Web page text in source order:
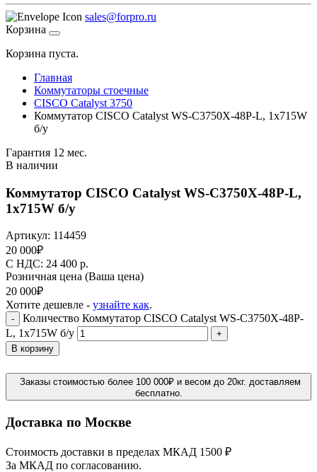
sales@forpro.ru
Корзина
Корзина пуста.
Главная
Коммутаторы стоечные
CISCO Catalyst 3750
Коммутатор CISCO Catalyst WS-C3750X-48P-L, 1x715W
б/у
Гарантия 12 мес.
В наличии
Коммутатор CISCO Catalyst WS-C3750X-48P-L,
1x715W б/у
Артикул: 114459
20 000₽
C НДС: 24 400 р.
Розничная цена (Ваша цена)
20 000₽
Хотите дешевле - узнайте как.
-
Количество Коммутатор CISCO Catalyst WS-C3750X-48P-
L, 1x715W б/у
+
В корзину
Заказы стоимостью более 100 000₽ и весом до 20кг. доставляем
бесплатно.
Доставка по Москве
Стоимость доставки в пределах МКАД 1500 ₽
За МКАД по согласованию.